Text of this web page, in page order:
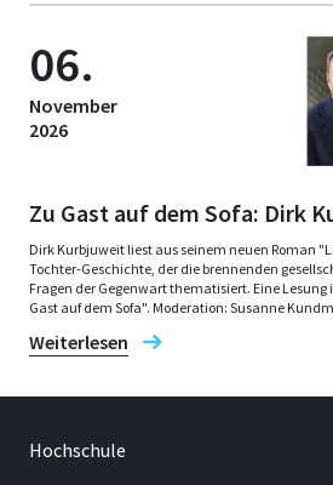
06.
November
2026
Zu Gast auf dem Sofa: Dirk
Dirk Kurbjuweit liest aus seinem neuen Roman
Tochter-Geschichte, der die brennenden
Fragen der Gegenwart thematisiert. Eine Lesung
Gast auf dem Sofa". Moderation: Susanne
Weiterlesen
Hochschule